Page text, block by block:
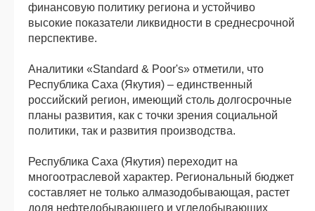
финансовую политику региона и устойчиво
высокие показатели ликвидности в среднесрочной
перспективе.
Аналитики «Standard & Poor's» отметили, что
Республика Саха (Якутия) – единственный
российский регион, имеющий столь долгосрочные
планы развития, как с точки зрения социальной
политики, так и развития производства.
Республика Саха (Якутия) переходит на
многоотраслевой характер. Региональный бюджет
составляет не только алмазодобывающая, растет
доля нефтедобывающего и угледобывающих